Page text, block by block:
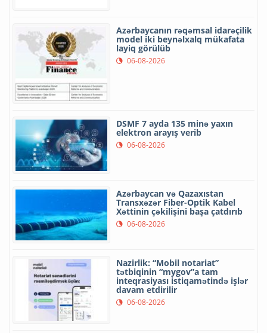
Azərbaycanın rəqəmsal idarəçilik
model iki beynəlxalq mükafata
layiq görülüb
06-08-2026
DSMF 7 ayda 135 minə yaxın
elektron arayış verib
06-08-2026
Azərbaycan və Qazaxıstan
Transxəzər Fiber-Optik Kabel
Xəttinin çəkilişini başa çatdırıb
06-08-2026
Nazirlik: “Mobil notariat”
tətbiqinin “mygov”a tam
inteqrasiyası istiqamətində işlər
davam etdirilir
06-08-2026